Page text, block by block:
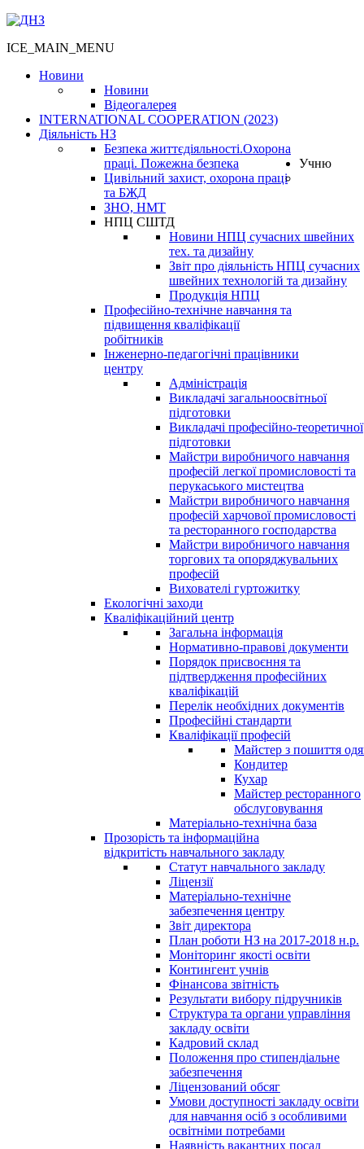
ICE_MAIN_MENU
Новини
Новини
Відеогалерея
INTERNATIONAL COOPERATION (2023)
Діяльність НЗ
Безпека життєдіяльності.Охорона
праці. Пожежна безпека
Цивільний захист, охорона праці
та БЖД
ЗНО, НМТ
НПЦ СШТД
Новини НПЦ сучасних швейних
тех. та дизайну
Звіт про діяльність НПЦ сучасних
швейних технологій та дизайну
Продукція НПЦ
Професійно-технічне навчання та
підвищення кваліфікації
робітників
Інженерно-педагогічні працівники
центру
Адміністрація
Викладачі загальноосвітньої
підготовки
Викладачі професійно-теоретичної
підготовки
Майстри виробничого навчання
професій легкої промисловості та
перукаського мистецтва
Майстри виробничого навчання
професій харчової промисловості
та ресторанного господарства
Майстри виробничого навчання
торгових та опоряджувальних
професій
Вихователі гуртожитку
Екологічні заходи
Кваліфікаційний центр
Загальна інформація
Нормативно-правові документи
Порядок присвоєння та
підтвердження професійних
кваліфікацій
Перелік необхідних документів
Професійні стандарти
Кваліфікації професій
Майстер з пошиття
Кондитер
Кухар
Майстер ресторанного
обслуговування
Матеріально-технічна база
Прозорість та інформаційна
відкритість навчального закладу
Статут навчального закладу
Ліцензії
Матеріально-технічне
забезпечення центру
Звіт директора
План роботи НЗ на 2017-2018 н.р.
Моніторинг якості освіти
Контингент учнів
Фінансова звітність
Результати вибору підручників
Структура та органи управління
закладу освіти
Кадровий склад
Положення про стипендіальне
забезпечення
Ліцензований обсяг
Умови доступності закладу освіти
для навчання осіб з особливими
освітніми потребами
Наявність вакантних посад
Учню